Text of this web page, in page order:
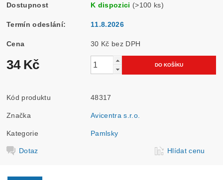
Dostupnost K dispozici (>100 ks)
Termín odeslání: 11.8.2026
Cena 30 Kč bez DPH
34 Kč
Kód produktu 48317
Značka Avicentra s.r.o.
Kategorie Pamlsky
Dotaz Hlídat cenu